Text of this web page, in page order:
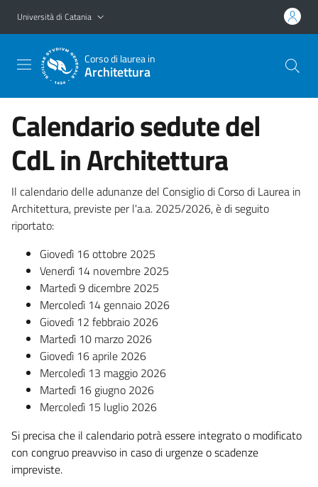
Vai al contenuto principale
Vai al menu di navigazione
Università di Catania
Corso di laurea in
Architettura
Calendario sedute del
CdL in Architettura
Il calendario delle adunanze del Consiglio di Corso di Laurea in
Architettura, previste per l'a.a. 2025/2026, è di seguito
riportato:
Giovedì 16 ottobre 2025
Venerdì 14 novembre 2025
Martedì 9 dicembre 2025
Mercoledì 14 gennaio 2026
Giovedì 12 febbraio 2026
Martedì 10 marzo 2026
Giovedì 16 aprile 2026
Mercoledì 13 maggio 2026
Martedì 16 giugno 2026
Mercoledì 15 luglio 2026
Si precisa che il calendario potrà essere integrato o modificato
con congruo preavviso in caso di urgenze o scadenze
impreviste.